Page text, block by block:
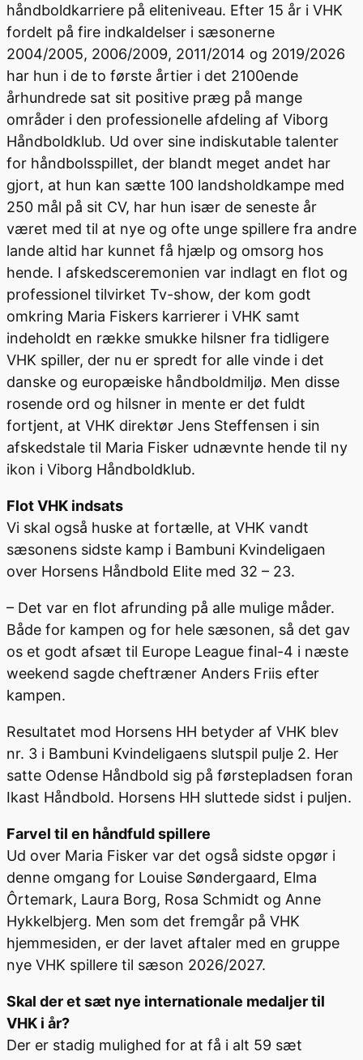
håndboldkarriere på eliteniveau. Efter 15 år i VHK
fordelt på fire indkaldelser i sæsonerne
2004/2005, 2006/2009, 2011/2014 og 2019/2026
har hun i de to første årtier i det 2100ende
århundrede sat sit positive præg på mange
områder i den professionelle afdeling af Viborg
Håndboldklub. Ud over sine indiskutable talenter
for håndbolsspillet, der blandt meget andet har
gjort, at hun kan sætte 100 landsholdkampe med
250 mål på sit CV, har hun især de seneste år
været med til at nye og ofte unge spillere fra andre
lande altid har kunnet få hjælp og omsorg hos
hende. I afskedsceremonien var indlagt en flot og
professionel tilvirket Tv-show, der kom godt
omkring Maria Fiskers karrierer i VHK samt
indeholdt en række smukke hilsner fra tidligere
VHK spiller, der nu er spredt for alle vinde i det
danske og europæiske håndboldmiljø. Men disse
rosende ord og hilsner in mente er det fuldt
fortjent, at VHK direktør Jens Steffensen i sin
afskedstale til Maria Fisker udnævnte hende til ny
ikon i Viborg Håndboldklub.
Flot VHK indsats
Vi skal også huske at fortælle, at VHK vandt
sæsonens sidste kamp i Bambuni Kvindeligaen
over Horsens Håndbold Elite med 32 – 23.
– Det var en flot afrunding på alle mulige måder.
Både for kampen og for hele sæsonen, så det gav
os et godt afsæt til Europe League final-4 i næste
weekend sagde cheftræner Anders Friis efter
kampen.
Resultatet mod Horsens HH betyder af VHK blev
nr. 3 i Bambuni Kvindeligaens slutspil pulje 2. Her
satte Odense Håndbold sig på førstepladsen foran
Ikast Håndbold. Horsens HH sluttede sidst i puljen.
Farvel til en håndfuld spillere
Ud over Maria Fisker var det også sidste opgør i
denne omgang for Louise Søndergaard, Elma
Ôrtemark, Laura Borg, Rosa Schmidt og Anne
Hykkelbjerg. Men som det fremgår på VHK
hjemmesiden, er der lavet aftaler med en gruppe
nye VHK spillere til sæson 2026/2027.
Skal der et sæt nye internationale medaljer til
VHK i år?
Der er stadig mulighed for at få i alt 59 sæt